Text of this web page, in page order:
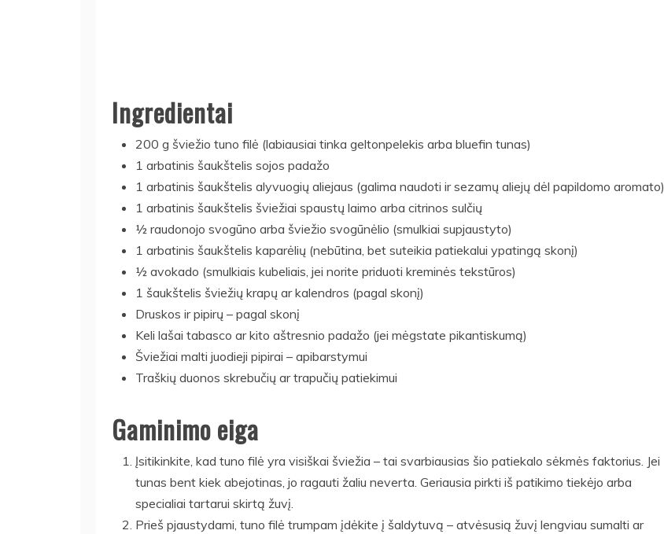
Ingredientai
200 g šviežio tuno filė (labiausiai tinka geltonpelekis arba bluefin tunas)
1 arbatinis šaukštelis sojos padažo
1 arbatinis šaukštelis alyvuogių aliejaus (galima naudoti ir sezamų aliejų dėl papildomo aromato)
1 arbatinis šaukštelis šviežiai spaustų laimo arba citrinos sulčių
½ raudonojo svogūno arba šviežio svogūnėlio (smulkiai supjaustyto)
1 arbatinis šaukštelis kaparėlių (nebūtina, bet suteikia patiekalui ypatingą skonį)
½ avokado (smulkiais kubeliais, jei norite priduoti kreminės tekstūros)
1 šaukštelis šviežių krapų ar kalendros (pagal skonį)
Druskos ir pipirų – pagal skonį
Keli lašai tabasco ar kito aštresnio padažo (jei mėgstate pikantiskumą)
Šviežiai malti juodieji pipirai – apibarstymui
Traškių duonos skrebučių ar trapučių patiekimui
Gaminimo eiga
Įsitikinkite, kad tuno filė yra visiškai šviežia – tai svarbiausias šio patiekalo sėkmės faktorius. Jei
tunas bent kiek abejotinas, jo ragauti žaliu neverta. Geriausia pirkti iš patikimo tiekėjo arba
specialiai tartarui skirtą žuvį.
Prieš pjaustydami, tuno filė trumpam įdėkite į šaldytuvą – atvėsusią žuvį lengviau sumalti ar